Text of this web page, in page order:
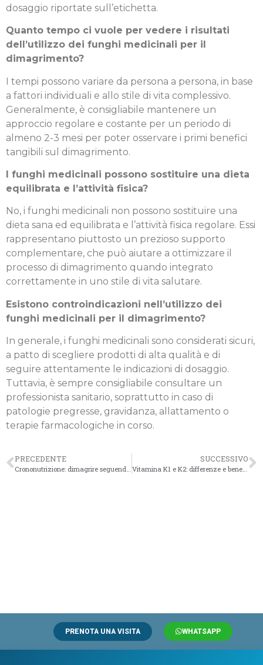
dosaggio riportate sull’etichetta.
Quanto tempo ci vuole per vedere i risultati
dell’utilizzo dei funghi medicinali per il
dimagrimento?
I tempi possono variare da persona a persona, in base
a fattori individuali e allo stile di vita complessivo.
Generalmente, è consigliabile mantenere un
approccio regolare e costante per un periodo di
almeno 2-3 mesi per poter osservare i primi benefici
tangibili sul dimagrimento.
I funghi medicinali possono sostituire una dieta
equilibrata e l’attività fisica?
No, i funghi medicinali non possono sostituire una
dieta sana ed equilibrata e l’attività fisica regolare. Essi
rappresentano piuttosto un prezioso supporto
complementare, che può aiutare a ottimizzare il
processo di dimagrimento quando integrato
correttamente in uno stile di vita salutare.
Esistono controindicazioni nell’utilizzo dei
funghi medicinali per il dimagrimento?
In generale, i funghi medicinali sono considerati sicuri,
a patto di scegliere prodotti di alta qualità e di
seguire attentamente le indicazioni di dosaggio.
Tuttavia, è sempre consigliabile consultare un
professionista sanitario, soprattutto in caso di
patologie pregresse, gravidanza, allattamento o
terapie farmacologiche in corso.
PRECEDENTE SUCCESSIVO
Vitamina K1 e K2: differenze e benefici per circolazione e ossa
PRENOTA UNA VISITA WHATSAPP